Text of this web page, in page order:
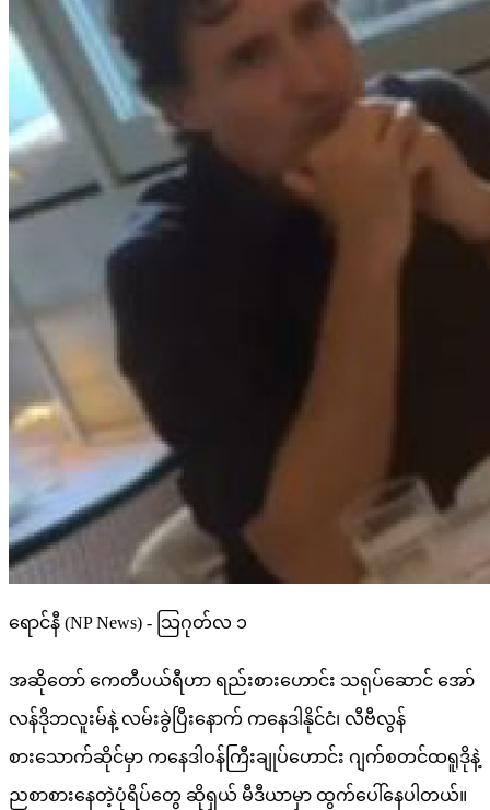
ရောင်နီ (NP News) - သြဂုတ်လ ၁
အဆိုတော် ကေတီပယ်ရီဟာ ရည်းစားဟောင်း သရုပ်ဆောင် အော်
လန်ဒိုဘလူးမ်နဲ့ လမ်းခွဲပြီးနောက် ကနေဒါနိုင်ငံ၊ လီဗီလွန်
စားသောက်ဆိုင်မှာ ကနေဒါဝန်ကြီးချုပ်ဟောင်း ဂျက်စတင်ထရူဒိုနဲ့
ညစာစားနေတဲ့ပုံရိပ်တွေ ဆိုရှယ် မီဒီယာမှာ ထွက်ပေါ်နေပါတယ်။